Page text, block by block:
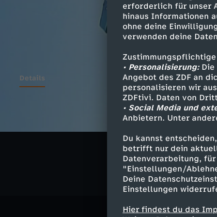
erforderlich für unser
hinaus Informationen
ohne deine
verwenden deine
• Personalisierung:Die
Angebot des ZDF an
personalisieren wir
ZDFtivi. Daten von
• Social Media und
Anbietern. Unter
Du kannst
betrifft nur dein
Datenverarbeitung,
"Einstellungen/
Deine
Einstellungen
Hier findest du das
Details
Ähnliche